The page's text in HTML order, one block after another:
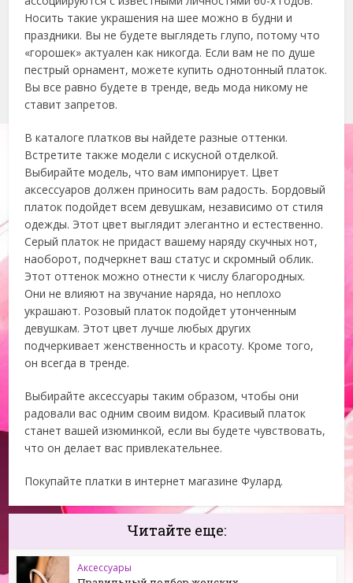
Носить такие украшения на шее можно в будни и
праздники. Вы не будете выглядеть глупо, потому что
«горошек» актуален как никогда. Если вам не по душе
пестрый орнамент, можете купить однотонный платок.
Вы все равно будете в тренде, ведь мода никому не
ставит запретов.
В каталоге платков вы найдете разные оттенки.
Встретите также модели с искусной отделкой.
Выбирайте модель, что вам импонирует. Цвет
аксессуаров должен приносить вам радость. Бордовый
платок подойдет всем девушкам, независимо от стиля
одежды. Этот цвет выглядит элегантно и естественно.
Серый платок не придаст вашему наряду скучных нот,
наоборот, подчеркнет ваш статус и скромный облик.
Этот оттенок можно отнести к числу благородных.
Они не влияют на звучание наряда, но неплохо
украшают. Розовый платок подойдет утонченным
девушкам. Этот цвет лучше любых других
подчеркивает женственность и красоту. Кроме того,
он всегда в тренде.
Выбирайте аксессуары таким образом, чтобы они
радовали вас одним своим видом. Красивый платок
станет вашей изюминкой, если вы будете чувствовать,
что он делает вас привлекательнее.
Покупайте платки в интернет магазине Фулард.
Читайте еще:
Аксессуары